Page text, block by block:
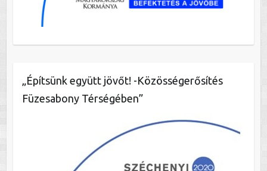
„Építsünk együtt jövőt! -Közösségerősítés
Füzesabony Térségében”